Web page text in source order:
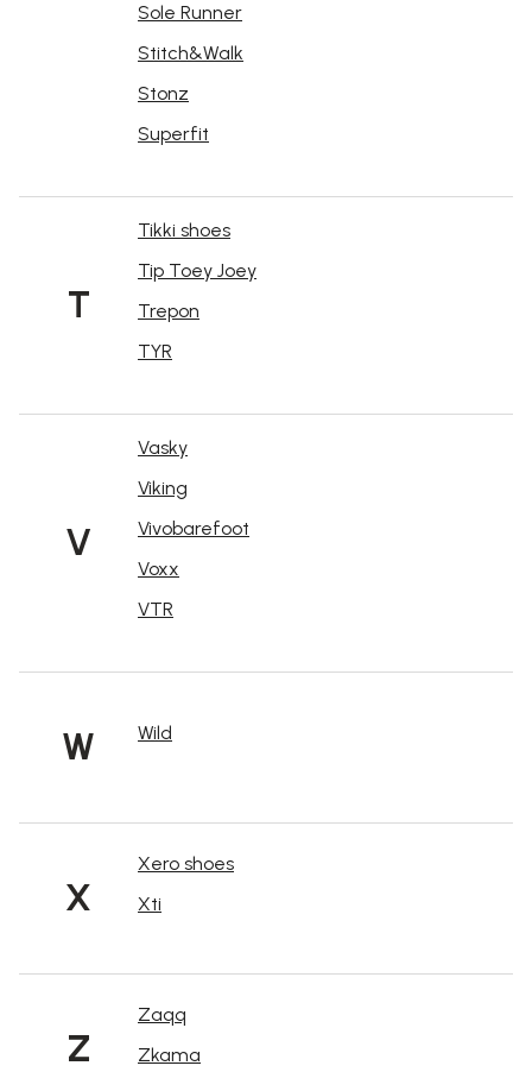
Sole Runner
Stitch&Walk
Stonz
Superfit
T
Tikki shoes
Tip Toey Joey
Trepon
TYR
V
Vasky
Viking
Vivobarefoot
Voxx
VTR
W Wild
X
Xero shoes
Xti
Z
Zaqq
Zkama